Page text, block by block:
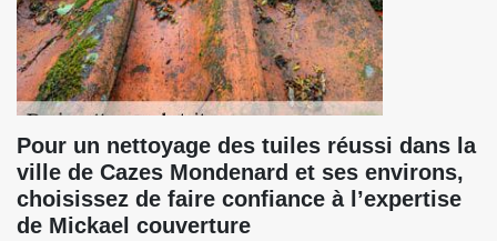
Pour un nettoyage des tuiles réussi dans la
ville de Cazes Mondenard et ses environs,
choisissez de faire confiance à l’expertise
de Mickael couverture